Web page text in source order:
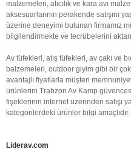
malzemeleri, atıcılık ve kara avı
aksesuarlarının perakende satışını
üzerine deneyimi bulunan firmamız
bilgilendirmekte ve tecrübelerini
Av tüfekleri, atış tüfekleri, av çakı ve
balzemeleri, outdoor giyim gibi bir
avantajlı fiyatlarla müşteri
ürünlerini Trabzon Av Kamp
fişeklerinin internet üzerinden satışı
kategorilerdeki ürünler bilgi amaçlıdır.
Liderav.com